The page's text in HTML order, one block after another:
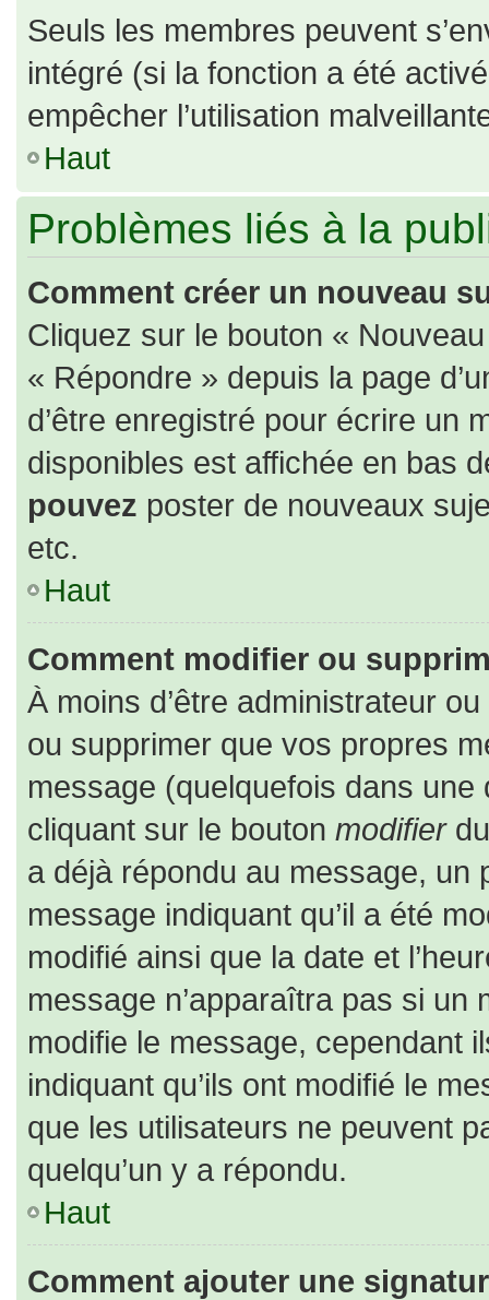
Seuls les membres peuvent
intégré (si la fonction a été
empêcher l’utilisation
Haut
Problèmes liés à la
Comment créer un nouveau
Cliquez sur le bouton «
« Répondre » depuis la page
d’être enregistré pour écrire un
disponibles est affichée en bas
pouvez poster de nouveaux
etc.
Haut
Comment modifier ou
À moins d’être administrateur
ou supprimer que vos propres
message (quelquefois dans
cliquant sur le bouton modifierdu
a déjà répondu au message, un
message indiquant qu’il a été
modifié ainsi que la date et
message n’apparaîtra pas si
modifie le message, cependant
indiquant qu’ils ont modifié le
que les utilisateurs ne peuvent
quelqu’un y a répondu.
Haut
Comment ajouter une